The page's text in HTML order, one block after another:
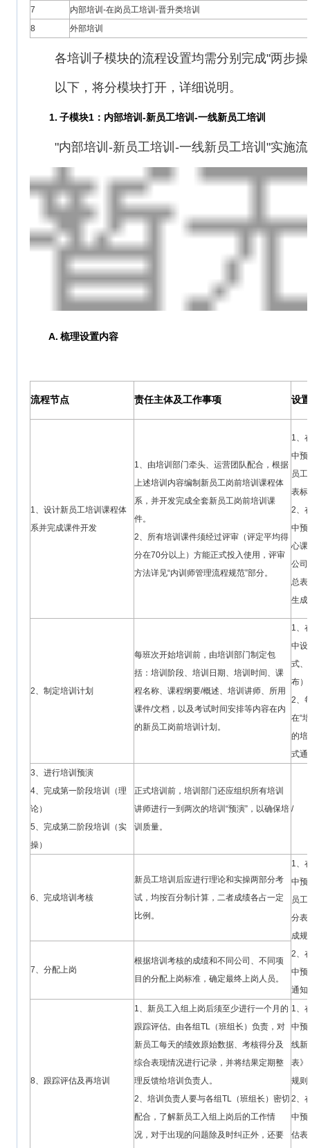
7
内部培训-在岗员工培训-晋升类培训
8
外部培训
各培训子模块的流程设置均需分别完成"两步操
以下，将分模块打开，详细说明。
1. 子模块1：内部培训-新员工培训-一线新员工培训
"内部培训-新员工培训-一线新员工培训"实施流
A. 梳理设置内容
流程节点 责任主体及工作事项 设
1、设计新员工培训课程体
系并完成课件开发
1、由培训部门牵头、运营团队配合，根据
上述培训内容编制新员工岗前培训课程体
系，并开发完成全套新员工岗前培训课
件。
2、所有培训课件须经过评审（评定平均得
分在70分以上）方能正式投入使用，评审
方法详见“内训师管理流程规范”部分。
1、
中预
员
表标
2、
中预
心课
公司
总表
生成
2、制定培训计划
每班次开始培训前，由培训部门制定包
括：培训阶段、培训日期、培训时间、课
程名称、课程纲要/概述、培训讲师、所用
课件/文档，以及考试时间安排等内容在内
的新员工岗前培训计划。
1、
中设
式、
布）
2、
在“
的培
式通
3、进行培训预演
4、完成第一阶段培训（理
论）
5、完成第二阶段培训（实
操）
正式培训前，培训部门还应组织所有培训
讲师进行一到两次的培训“预演”，以确保培
训质量。
/
6、完成培训考核
新员工培训后应进行理论和实操两部分考
试，均按百分制计算，二者成绩各占一定
比例。
1、
中预
员
分表
成规
2、
中预
通知
7、分配上岗
根据培训考核的成绩和不同公司、不同项
目的分配上岗标准，确定最终上岗人员。
8、跟踪评估及再培训
1、新员工入组上岗后须至少进行一个月的
跟踪评估。由各组TL（班组长）负责，对
新员工每天的绩效原始数据、考核得分及
综合表现情况进行记录，并将结果定期整
理反馈给培训负责人。
2、培训负责人要与各组TL（班组长）密切
配合，了解新员工入组上岗后的工作情
况，对于出现的问题除及时纠正外，还要
1、
中预
线新
表》
规则
2、
中预
估表